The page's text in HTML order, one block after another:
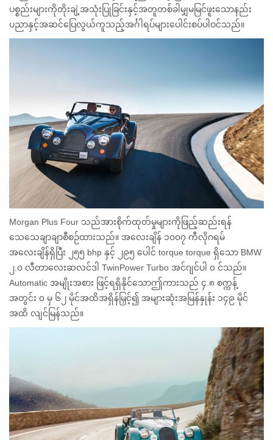
ပစ္စည်းများကိုတိုးချဲ့အသုံးပြုခြင်းနှင့်အတူတစ်ခါမျှမမြင်ဖူးသောနည်း
ပညာနှင့်အဆင်ပြေလွယ်ကူသည့်အင်္ဂါရပ်များပေါင်းစပ်ပါဝင်သည်။
Morgan Plus Four သည်အားစိုက်ထုတ်မှုများကိုဖြည့်ဆည်းရန်
သေသေချာချာစီစဉ်ထားသည်။ အလေးချိန် ၁၀၀၇ ကီလိုဂရမ်
အလေးချိန်ရှိပြီး ၂၅၅ bhp နှင့် ၂၉၅ ပေါင် torque torque ရှိသော BMW
၂.၀ လီတာလေးဆလင်ဒါ TwinPower Turbo အင်ဂျင်ပါ ၀ င်သည်။
Automatic အမျိုးအစား ဖြင့်ရရှိနိုင်သောဤကားသည် ၄.၈ စက္ကန့်
အတွင်း ၀ မှ ၆၂ မိုင်အထိအရှိန်မြှင့်၍ အများဆုံးအမြန်နှုန်း ၁၄၉ မိုင်
အထိ လျင်မြန်သည်။